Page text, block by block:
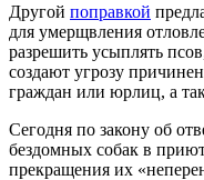
Другой поправкой
для умерщвления
разрешить усыплять
создают угрозу
граждан или юрлиц, а
Сегодня по закону об
бездомных собак в
прекращения их